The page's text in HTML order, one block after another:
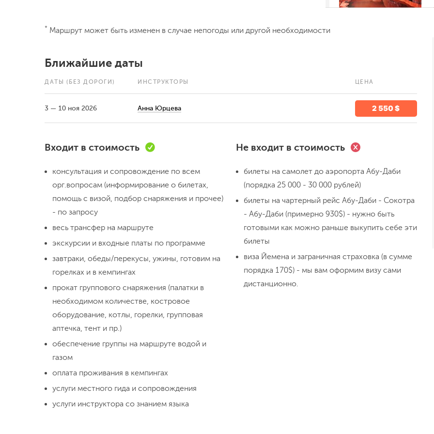
День 3
Каньон Калисан,
бутылочные деревья
День 4
Аомак
* Маршрут может быть изменен в случае непогоды или другой необходимости
Ближайшие даты
ДАТЫ (БЕЗ ДОРОГИ) ИНСТРУКТОРЫ ЦЕНА
3 — 10 ноя 2026 Анна Юрцева 2 550 $
Входит в стоимость
консультация и сопровождение по всем
орг.вопросам (информирование о билетах,
помощь с визой, подбор снаряжения и прочее)
- по запросу
весь трансфер на маршруте
экскурсии и входные платы по программе
завтраки, обеды/перекусы, ужины, готовим на
горелках и в кемпингах
прокат группового снаряжения (палатки в
необходимом количестве, костровое
оборудование, котлы, горелки, групповая
аптечка, тент и пр.)
обеспечение группы на маршруте водой и
газом
оплата проживания в кемпингах
услуги местного гида и сопровождения
услуги инструктора со знанием языка
Не входит в стоимость
билеты на самолет до аэропорта Абу-Даби
(порядка 25 000 - 30 000 рублей)
билеты на чартерный рейс Абу-Даби - Сокотра
- Абу-Даби (примерно 930$) - нужно быть
готовыми как можно раньше выкупить себе эти
билеты
виза Йемена и заграничная страховка (в сумме
порядка 170$) - мы вам оформим визу сами
дистанционно.